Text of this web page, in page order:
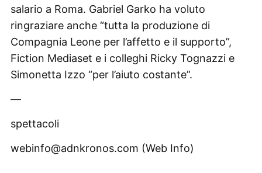
salario a Roma. Gabriel Garko ha voluto
ringraziare anche “tutta la produzione di
Compagnia Leone per l’affetto e il supporto”,
Fiction Mediaset e i colleghi Ricky Tognazzi e
Simonetta Izzo “per l’aiuto costante”.
—
spettacoli
webinfo@adnkronos.com (Web Info)